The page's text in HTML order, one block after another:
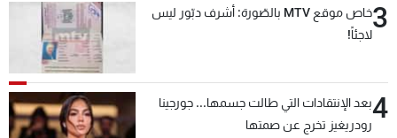
3
خاص موقع MTV بالصّورة: أشرف دبّور ليس
لاجئاً!
4بعد الإنتقادات التي طالت جسمها... جورجينا
رودريغيز تخرج عن صمتها